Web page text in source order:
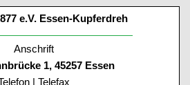
e.V. Essen-Kupferdreh
Anschrift
1, 45257 Essen
| Telefax